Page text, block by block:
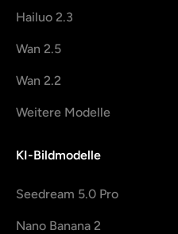
Hailuo 2.3
Wan 2.5
Wan 2.2
Weitere Modelle
KI-Bildmodelle
Seedream 5.0 Pro
Nano Banana 2